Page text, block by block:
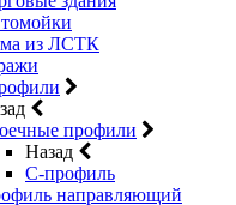
из ЛСТК
профили
Назад
C-профиль
направляющий